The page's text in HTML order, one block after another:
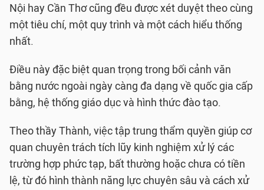
Nội hay Cần Thơ cũng đều được xét duyệt theo cùng
một tiêu chí, một quy trình và một cách hiểu thống
nhất.
Điều này đặc biệt quan trọng trong bối cảnh văn
bằng nước ngoài ngày càng đa dạng về quốc gia cấp
bằng, hệ thống giáo dục và hình thức đào tạo.
Theo thầy Thành, việc tập trung thẩm quyền giúp cơ
quan chuyên trách tích lũy kinh nghiệm xử lý các
trường hợp phức tạp, bất thường hoặc chưa có tiền
lệ, từ đó hình thành năng lực chuyên sâu và cách xử